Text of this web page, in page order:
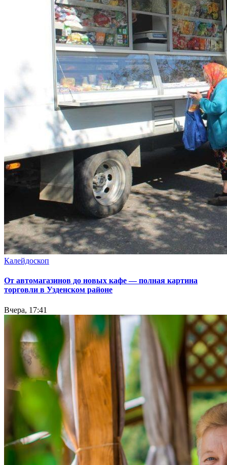
Калейдоскоп
От автомагазинов до новых кафе — полная картина
торговли в Узденском районе
Вчера, 17:41